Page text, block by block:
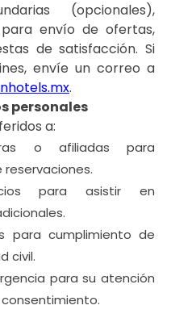
(opcionales),
envío de ofertas,
de satisfacción. Si
envíe un correo a
.
personales
a:
o afiliadas para
para asistir en
para cumplimiento de
civil.
para su atención